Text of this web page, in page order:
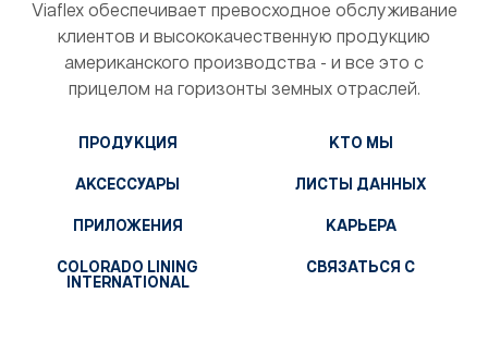
Viaflex обеспечивает превосходное обслуживание
клиентов и высококачественную продукцию
американского производства - и все это с
прицелом на горизонты земных отраслей.
ПРОДУКЦИЯ
АКСЕССУАРЫ
ПРИЛОЖЕНИЯ
COLORADO LINING
INTERNATIONAL
КТО МЫ
ЛИСТЫ ДАННЫХ
КАРЬЕРА
СВЯЗАТЬСЯ С